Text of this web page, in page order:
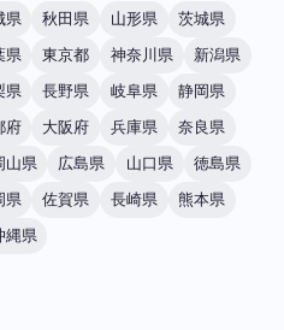
県 秋田県 山形県
茨城県
県 東京都 神奈川県
新潟県
県 長野県 岐阜県
静岡県
府 大阪府 兵庫県
奈良県
山県 広島県 山口県
徳島県
県 佐賀県 長崎県
熊本県
縄県